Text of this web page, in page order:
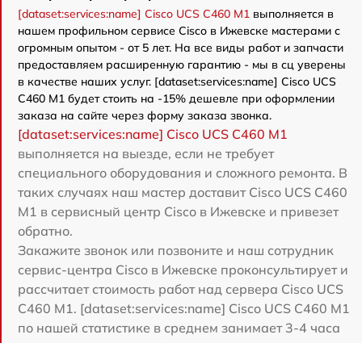
[dataset:services:name] Cisco UCS C460 M1 выполняется в
нашем профильном сервисе Cisco в Ижевске мастерами с
огромным опытом - от 5 лет. На все виды работ и запчасти
предоставляем расширенную гарантию - мы в сц уверены
в качестве наших услуг. [dataset:services:name] Cisco UCS
C460 M1 будет стоить на -15% дешевле при оформлении
заказа на сайте через форму заказа звонка.
[dataset:services:name] Cisco UCS C460 M1
выполняется на выезде, если не требует
специального оборудования и сложного ремонта. В
таких случаях наш мастер доставит Cisco UCS C460
M1 в сервисный центр Cisco в Ижевске и привезет
обратно.
Закажите звонок или позвоните и наш сотрудник
сервис-центра Cisco в Ижевске проконсультирует и
рассчитает стоимость работ над сервера Cisco UCS
C460 M1. [dataset:services:name] Cisco UCS C460 M1
по нашей статистике в среднем занимает 3-4 часа